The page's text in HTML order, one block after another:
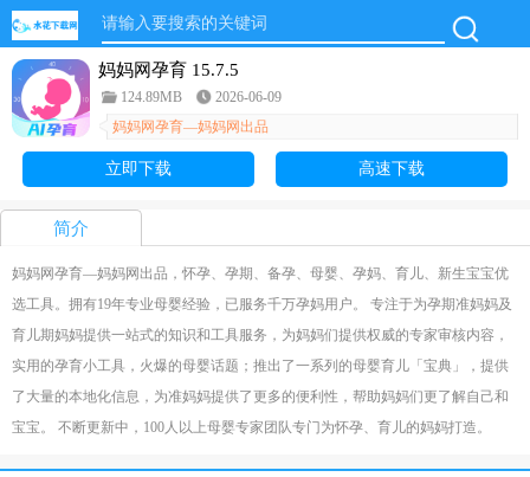
妈妈网孕育 15.7.5
124.89MB
2026-06-09
妈妈网孕育—妈妈网出品
立即下载 高速下载
简介
妈妈网孕育—妈妈网出品，怀孕、孕期、备孕、母婴、孕妈、育儿、新生宝宝优
选工具。拥有19年专业母婴经验，已服务千万孕妈用户。 专注于为孕期准妈妈及
育儿期妈妈提供一站式的知识和工具服务，为妈妈们提供权威的专家审核内容，
实用的孕育小工具，火爆的母婴话题；推出了一系列的母婴育儿「宝典」，提供
了大量的本地化信息，为准妈妈提供了更多的便利性，帮助妈妈们更了解自己和
宝宝。 不断更新中，100人以上母婴专家团队专门为怀孕、育儿的妈妈打造。